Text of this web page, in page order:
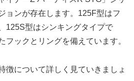
ョンが存在します。125F型はフ
125S型はシンキングタイプで
フックとリングを備えています。
徴について詳しく見ていきましょ